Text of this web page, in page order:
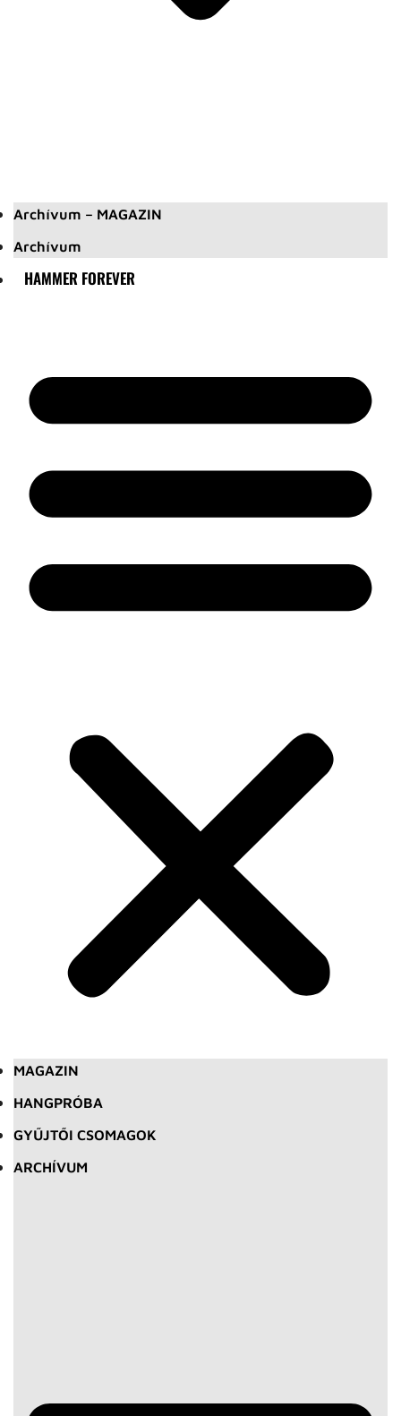
Archívum – MAGAZIN
Archívum
HAMMER FOREVER
MAGAZIN
HANGPRÓBA
GYŰJTŐI CSOMAGOK
ARCHÍVUM